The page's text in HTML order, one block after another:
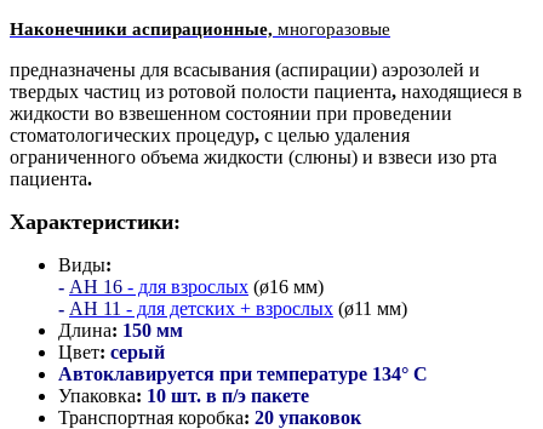
Наконечники аспирационные, многоразовые
предназначены для всасывания (аспирации) аэрозолей и
твердых частиц из ротовой полости пациента, находящиеся в
жидкости во взвешенном состоянии при проведении
стоматологических процедур, с целью удаления
ограниченного объема жидкости (слюны) и взвеси изо рта
пациента.
Характеристики:
Виды:
- АН 16 - для взрослых (ø16 мм)
- АН 11 - для детских + взрослых (ø11 мм)
Длина: 150 мм
Цвет: серый
Автоклавируется при температуре 134° С
Упаковка: 10 шт. в п/э пакете
Транспортная коробка: 20 упаковок